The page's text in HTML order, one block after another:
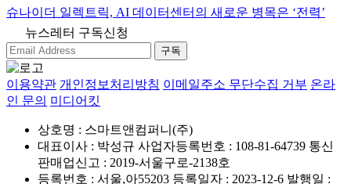
슈나이더 일렉트릭, AI 데이터센터의 새로운 병목은 ‘전력’
뉴스레터 구독신청
구독
이용약관 개인정보처리방침 이메일주소 무단수집 거부 온라
인 문의 미디어킷
상호명 : 스마트앤컴퍼니(주)
대표이사 : 박성규 사업자등록번호 : 108-81-64739 통신
판매업신고 : 2019-서울구로-2138호
등록번호 : 서울,아55203 등록일자 : 2023-12-6 발행일 :